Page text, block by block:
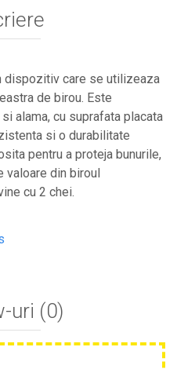
dispozitiv care se utilizeaza
de birou. Este
alama, cu suprafata placata
si o durabilitate
pentru a proteja bunurile,
valoare din biroul
cu 2 chei.
uri (0)